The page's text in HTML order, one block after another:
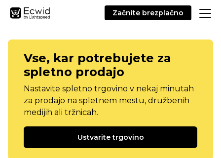
Začnite brezplačno
Vse, kar potrebujete za
spletno prodajo
Nastavite spletno trgovino v nekaj minutah
za prodajo na spletnem mestu, družbenih
medijih ali tržnicah.
Ustvarite trgovino